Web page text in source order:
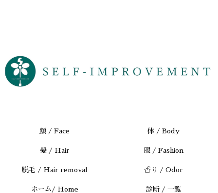
顔 / Face 体 / Body
髪 / Hair 服 / Fashion
脱毛 / Hair removal 香り / Odor
ホーム/ Home 診断 / 一覧